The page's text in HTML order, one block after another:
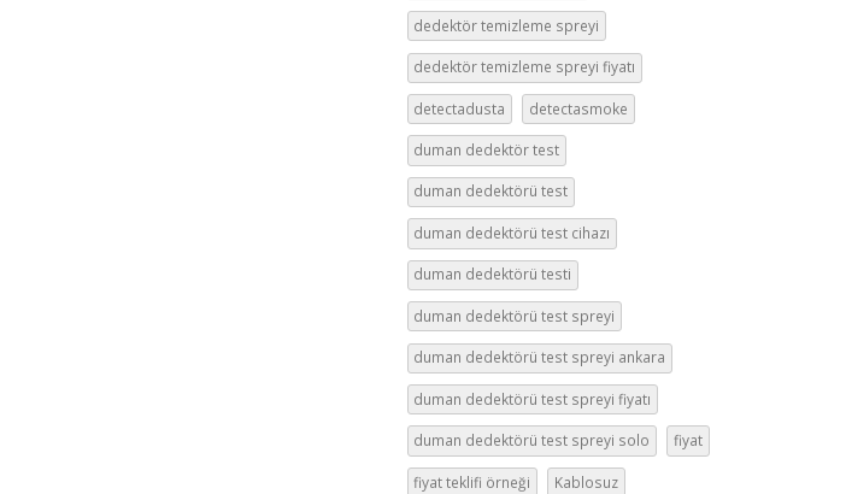
dedektör temizleme spreyi
dedektör temizleme spreyi fiyatı
detectadusta detectasmoke
duman dedektör test
duman dedektörü test
duman dedektörü test cihazı
duman dedektörü testi
duman dedektörü test spreyi
duman dedektörü test spreyi ankara
duman dedektörü test spreyi fiyatı
duman dedektörü test spreyi solo fiyat
fiyat teklifi örneği Kablosuz